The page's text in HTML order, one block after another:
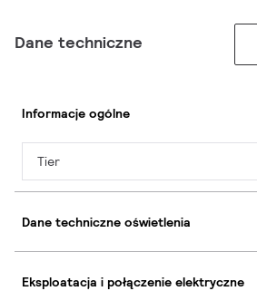
Dane techniczne
Informacje ogólne
Tier
Dane techniczne oświetlenia
Eksploatacja i połączenie elektryczne